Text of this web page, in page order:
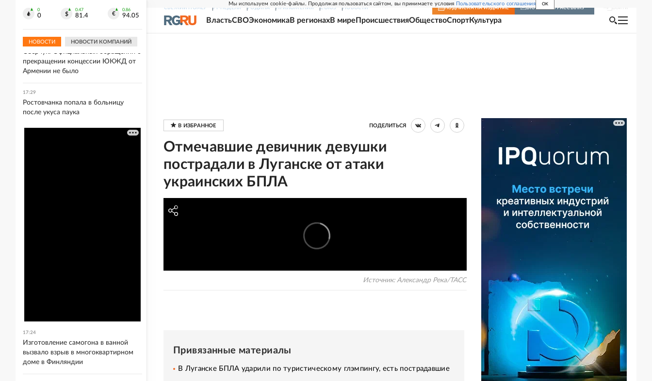
Мы используем cookie-файлы. Продолжая пользоваться сайтом, вы принимаете условия Пользовательского соглашения OK
СВЕЖИЙ НОМЕР РГ-НЕДЕЛЯ РОДИНА ПРИЛОЖЕНИЯ СОЮЗ НОВОСТИ ПОДПИСКА НА ИЗДАНИЕ ВКЛЮЧИТЬ РАССЫЛКУ
ВластьСВОЭкономикаВ регионахВ мире ПроисшествияОбществоСпортКультура
ПОДЕЛИТЬСЯ
Отмечавшие девичник девушки
пострадали в Луганске от атаки
украинских БПЛА
Источник: Александр Река/ТАСС
Привязанные материалы
В Луганске БПЛА ударили по туристическому глэмпингу, есть пострадавшие
0
0
0.47
81.4
0.86
94.05
НОВОСТИ НОВОСТИ КОМПАНИЙ
Посольство РФ прокомментировало
17:29
Оверчук: Официальных обращений о
прекращении концессии ЮКЖД от
Армении не было
17:29
Ростовчанка попала в больницу
после укуса паука
17:24
Изготовление самогона в ванной
вызвало взрыв в многоквартирном
доме в Финляндии